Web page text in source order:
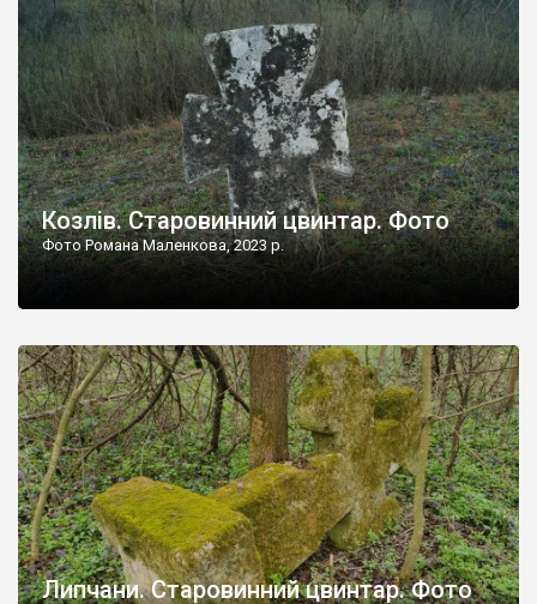
Козлів. Старовинний цвинтар. Фото
Фото Романа Маленкова, 2023 р.
Липчани. Старовинний цвинтар. Фото